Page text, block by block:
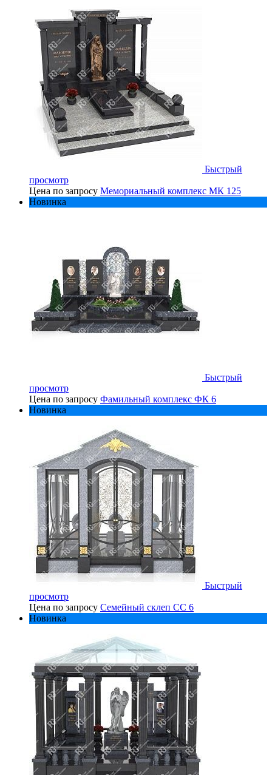
Быстрый
просмотр
Цена по запросу Мемориальный комплекс МК 125
Новинка
Быстрый
просмотр
Цена по запросу Фамильный комплекс ФК 6
Новинка
Быстрый
просмотр
Цена по запросу Семейный склеп СС 6
Новинка